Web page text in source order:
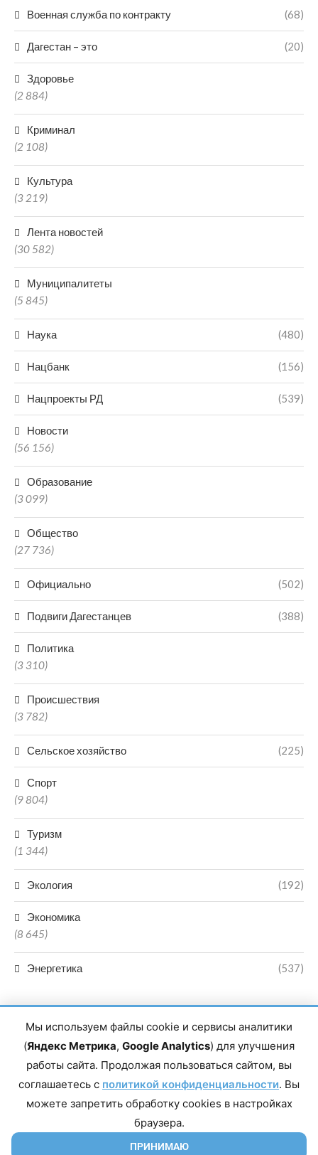
Военная служба по контракту (68)
Дагестан – это (20)
Здоровье
(2 884)
Криминал
(2 108)
Культура
(3 219)
Лента новостей
(30 582)
Муниципалитеты
(5 845)
Наука (480)
Нацбанк (156)
Нацпроекты РД (539)
Новости
(56 156)
Образование
(3 099)
Общество
(27 736)
Официально (502)
Подвиги Дагестанцев (388)
Политика
(3 310)
Происшествия
(3 782)
Сельское хозяйство (225)
Спорт
(9 804)
Туризм
(1 344)
Экология (192)
Экономика
(8 645)
Энергетика (537)
Главный редактор сетевого издания Магомаев Тимур Нухович.
Контакты редакции: 8(988)-292-94-34 Почта: vestiskfo@gmail.com По
Республика Дагестан, г. Махачкала, пр-т Насрутдинова, д. 1а. Все
права защищены. Копирование и использование полных материалов
запрещено, частичное цитирование возможно только при условии
Мы используем файлы cookie и сервисы аналитики
(Яндекс Метрика, Google Analytics) для улучшения
работы сайта. Продолжая пользоваться сайтом, вы
соглашаетесь с политикой конфиденциальности. Вы
можете запретить обработку cookies в настройках
браузера.
ПРИНИМАЮ